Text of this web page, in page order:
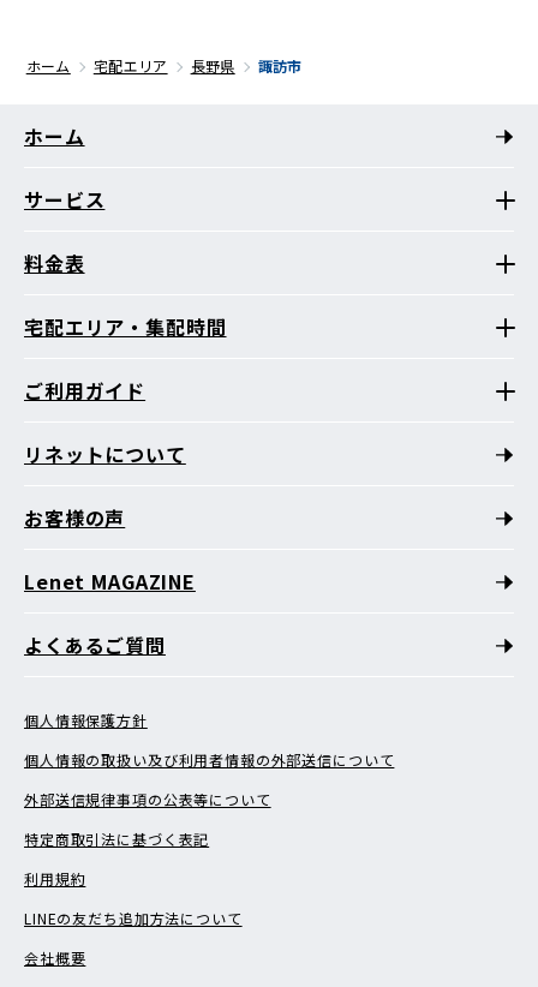
ホーム 宅配エリア 長野県 諏訪市
ホーム
サービス
料金表
宅配エリア・集配時間
ご利用ガイド
リネットについて
お客様の声
Lenet MAGAZINE
よくあるご質問
個人情報保護方針
個人情報の取扱い及び利用者情報の外部送信について
外部送信規律事項の公表等について
特定商取引法に基づく表記
利用規約
LINEの友だち追加方法について
会社概要